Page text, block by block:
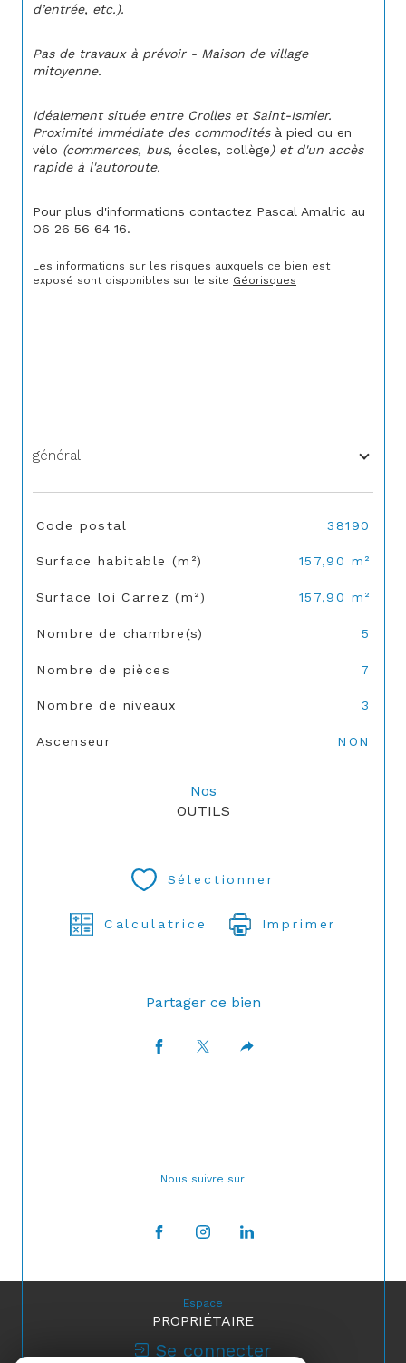
d’entrée, etc.).
Pas de travaux à prévoir - Maison de village
mitoyenne.
Idéalement située entre Crolles et Saint-Ismier.
Proximité immédiate des commodités à pied ou en
vélo (commerces, bus, écoles, collège ) et d'un accès
rapide à l'autoroute.
Pour plus d'informations contactez Pascal Amalric au
O6 26 56 64 16.
Les informations sur les risques auxquels ce bien est
exposé sont disponibles sur le site Géorisques
général
TRAD_SIROCCO_Caracteristique
Code postal 38190
Surface habitable (m²) 157,90 m²
Surface loi Carrez (m²) 157,90 m²
Nombre de chambre(s) 5
Nombre de pièces 7
Nombre de niveaux 3
Ascenseur NON
Nos
OUTILS
Sélectionner
Calculatrice Imprimer
Partager ce bien
Nous suivre sur
Espace
PROPRIÉTAIRE
Se connecter